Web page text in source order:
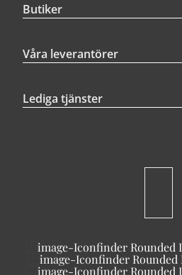
Butiker
Våra leverantörer
Lediga tjänster